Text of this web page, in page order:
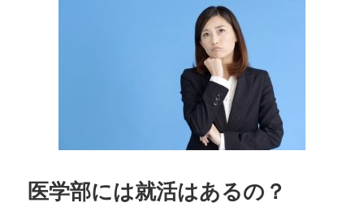
医学部には就活はあるの？